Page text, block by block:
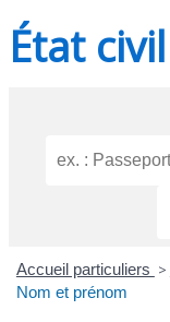
État civil
Accueil particuliers >
Nom et prénom